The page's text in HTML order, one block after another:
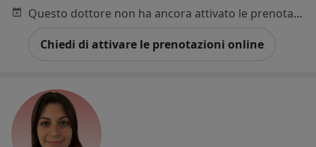
Questo dottore non ha ancora attivato le prenotazioni online presso questo indirizzo.
Chiedi di attivare le prenotazioni online